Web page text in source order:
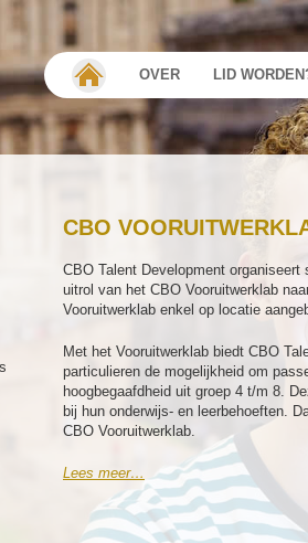
OVER LID
CBO
CBO Talent Development
uitrol van het CBO Vooruitwerklab
Vooruitwerklab enkel op locatie
Met het Vooruitwerklab biedt CBO
particulieren de mogelijkheid om
hoogbegaafdheid uit groep 4 t/m 8.
bij hun onderwijs- en leerbehoeften.
CBO Vooruitwerklab.
Lees meer…